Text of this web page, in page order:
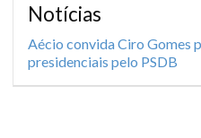
Notícias
Aécio convida Ciro Gomes
presidenciais pelo PSDB